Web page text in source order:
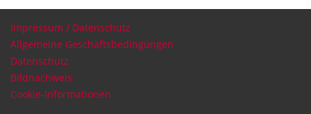
Impressum / Datenschutz
Allgemeine Geschäftsbedingungen
Datenschutz
Bildnachweis
Cookie-Informationen